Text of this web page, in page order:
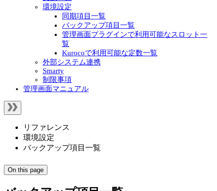
環境設定
同期項目一覧
バックアップ項目一覧
管理画面プラグインで利用可能なスロット一
覧
Kurocoで利用可能な定数一覧
外部システム連携
Smarty
制限事項
管理画面マニュアル
リファレンス
環境設定
バックアップ項目一覧
On this page